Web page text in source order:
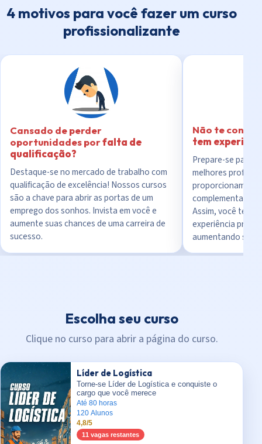
4 motivos para você fazer um curso
profissionalizante
Cansado de perder
oportunidades porfalta de
qualificação?
Destaque-se no mercado de trabalho com
qualificação de excelência! Nossos cursos
são a chave para abrir as portas de um
emprego dos sonhos. Invista em você e
aumente suas chances de uma carreira de
sucesso.
Não te
tem
Prepare-se para
melhores
proporcionam
complementada
Assim, você terá
experiência
aumentando sua
Escolha seu curso
Clique no curso para abrir a página do curso.
Líder de Logística
Torne-se Líder de Logística e conquiste o
cargo que você merece
Até 80 horas
120 Alunos
4,8/5
11 vagas restantes